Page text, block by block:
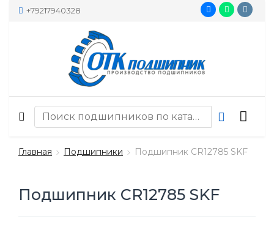
+79217940328
Главная Подшипники Подшипник CR12785 SKF
Подшипник CR12785 SKF